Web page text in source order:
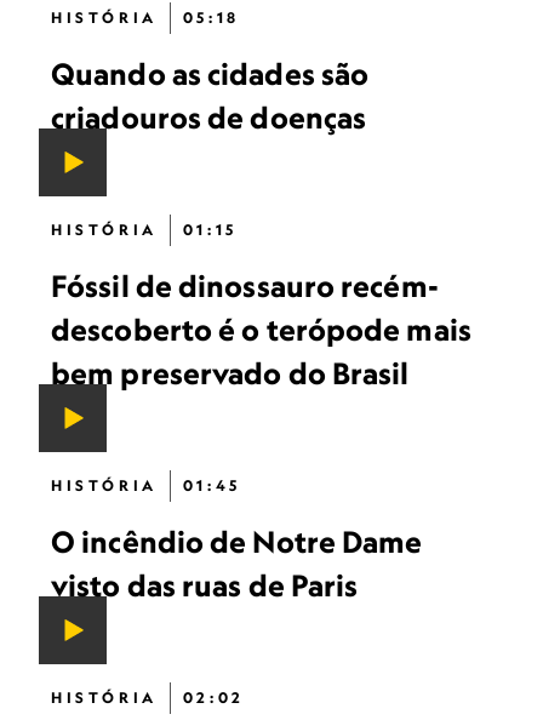
HISTÓRIA 05:18
Quando as cidades são
criadouros de doenças
HISTÓRIA 01:15
Fóssil de dinossauro recém-
descoberto é o terópode mais
bem preservado do Brasil
HISTÓRIA 01:45
O incêndio de Notre Dame
visto das ruas de Paris
HISTÓRIA 02:02